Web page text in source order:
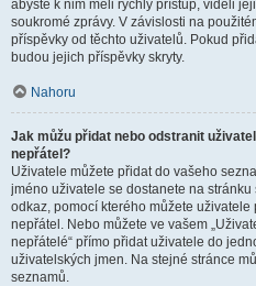
abyste k nim měli rychlý přístup, viděli
soukromé zprávy. V závislosti na
příspěvky od těchto uživatelů. Pokud
budou jejich příspěvky skryty.
Nahoru
Jak můžu přidat nebo odstranit
nepřátel?
Uživatele můžete přidat do vašeho
jméno uživatele se dostanete na
odkaz, pomocí kterého můžete
nepřátel. Nebo můžete ve vašem
nepřátelé“ přímo přidat uživatele do
uživatelských jmen. Na stejné stránce
seznamů.